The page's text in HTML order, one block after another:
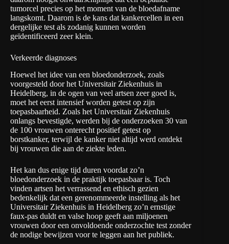
tumorcel precies op het moment van de bloedafname
langskomt. Daarom is de kans dat kankercellen in een
dergelijke test als zodanig kunnen worden
geïdentificeerd zeer klein.
Verkeerde diagnoses
Hoewel het idee van een bloedonderzoek, zoals
voorgesteld door het Universitair Ziekenhuis in
Heidelberg, in de ogen van veel artsen zeer goed is,
moet het eerst intensief worden getest op zijn
toepasbaarheid. Zoals het Universitair Ziekenhuis
onlangs bevestigde, werden bij de onderzoeken 30 van
de 100 vrouwen onterecht positief getest op
borstkanker, terwijl de kanker niet altijd werd ontdekt
bij vrouwen die aan de ziekte leden.
Het kan dus enige tijd duren voordat zo’n
bloedonderzoek in de praktijk toepasbaar is. Toch
vinden artsen het verrassend en ethisch gezien
bedenkelijk dat een gerenommeerde instelling als het
Universitair Ziekenhuis in Heidelberg zo’n ernstige
faux-pas duldt en valse hoop geeft aan miljoenen
vrouwen door een onvoldoende onderzochte test zonder
de nodige bewijzen voor te leggen aan het publiek.